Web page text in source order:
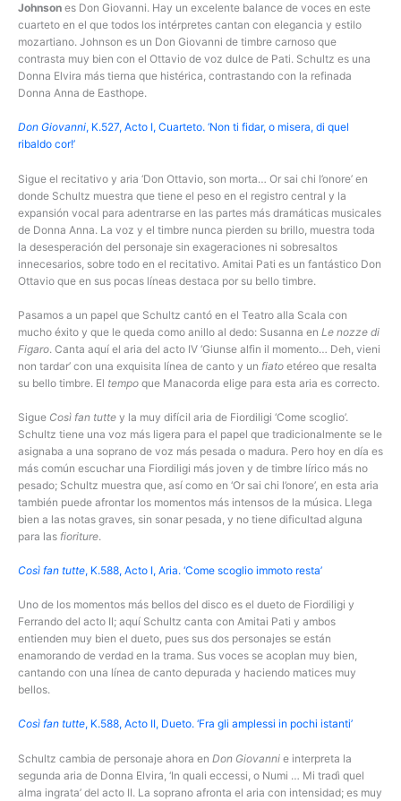
Johnson es Don Giovanni. Hay un excelente balance de voces en este
cuarteto en el que todos los intérpretes cantan con elegancia y estilo
mozartiano. Johnson es un Don Giovanni de timbre carnoso que
contrasta muy bien con el Ottavio de voz dulce de Pati. Schultz es una
Donna Elvira más tierna que histérica, contrastando con la refinada
Donna Anna de Easthope.
Don Giovanni, K.527, Acto I, Cuarteto. ‘Non ti fidar, o misera, di quel
ribaldo cor!’
Sigue el recitativo y aria ‘Don Ottavio, son morta… Or sai chi l’onore’ en
donde Schultz muestra que tiene el peso en el registro central y la
expansión vocal para adentrarse en las partes más dramáticas musicales
de Donna Anna. La voz y el timbre nunca pierden su brillo, muestra toda
la desesperación del personaje sin exageraciones ni sobresaltos
innecesarios, sobre todo en el recitativo. Amitai Pati es un fantástico Don
Ottavio que en sus pocas líneas destaca por su bello timbre.
Pasamos a un papel que Schultz cantó en el Teatro alla Scala con
mucho éxito y que le queda como anillo al dedo: Susanna en Le nozze di
Figaro. Canta aquí el aria del acto IV ‘Giunse alfin il momento… Deh, vieni
non tardar’ con una exquisita línea de canto y un fiato etéreo que resalta
su bello timbre. El tempo que Manacorda elige para esta aria es correcto.
Sigue Così fan tutte y la muy difícil aria de Fiordiligi ‘Come scoglio’.
Schultz tiene una voz más ligera para el papel que tradicionalmente se le
asignaba a una soprano de voz más pesada o madura. Pero hoy en día es
más común escuchar una Fiordiligi más joven y de timbre lírico más no
pesado; Schultz muestra que, así como en ‘Or sai chi l’onore’, en esta aria
también puede afrontar los momentos más intensos de la música. Llega
bien a las notas graves, sin sonar pesada, y no tiene dificultad alguna
para las fioriture.
Così fan tutte, K.588, Acto I, Aria. ‘Come scoglio immoto resta’
Uno de los momentos más bellos del disco es el dueto de Fiordiligi y
Ferrando del acto II; aquí Schultz canta con Amitai Pati y ambos
entienden muy bien el dueto, pues sus dos personajes se están
enamorando de verdad en la trama. Sus voces se acoplan muy bien,
cantando con una línea de canto depurada y haciendo matices muy
bellos.
Così fan tutte, K.588, Acto II, Dueto. ‘Fra gli amplessi in pochi istanti’
Schultz cambia de personaje ahora en Don Giovanni e interpreta la
segunda aria de Donna Elvira, ‘In quali eccessi, o Numi … Mi tradì quel
alma ingrata’ del acto II. La soprano afronta el aria con intensidad; es muy